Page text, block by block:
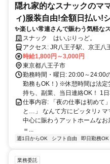
隠れ家的なスナックのマ
ィ)服装自由!全額日払い!
✨楽しい常連さんで賑わう気軽な
スナック はいぶりっど。
アクセス: JR八王子駅、京
時給1,800円～3,000円
東京都八王子市
勤務時間・曜日: 20:00～24:00
勤務もOK！) ※休憩時間は法定
持ち、副業、当日連絡OK！ 1
仕事内容: 「夜の仕事は初めて
と…」 なんて方にピッタリ♪
中心に賑わうアットホームな
＝...
週1日からOK シフト自由 即日勤務OK
業務委託